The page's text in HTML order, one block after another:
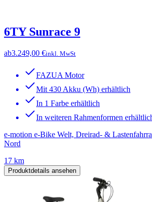
6TY Sunrace 9
ab3.249,00 €inkl. MwSt
FAZUA Motor
Mit 430 Akku (Wh) erhältlich
In 1 Farbe erhältlich
In weiteren Rahmenformen
e-motion e-Bike Welt, Dreirad- &
Nord
17 km
Produktdetails ansehen